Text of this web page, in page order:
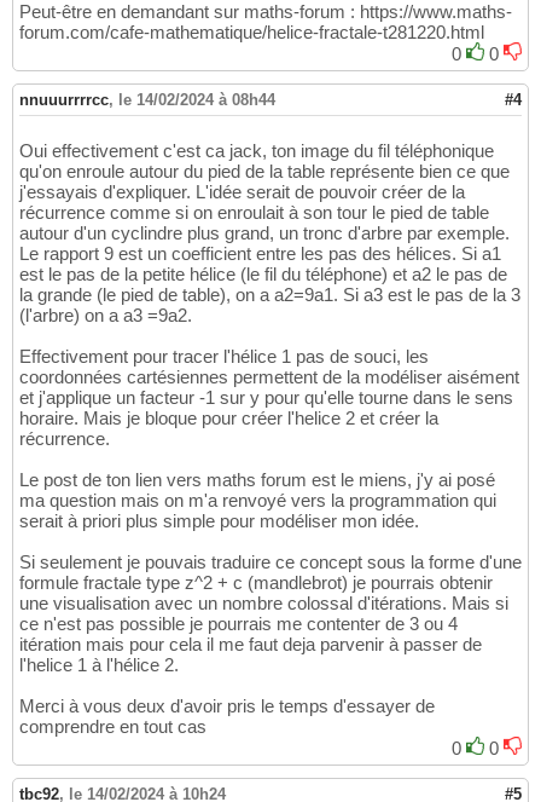
Peut-être en demandant sur maths-forum : https://www.maths-
forum.com/cafe-mathematique/helice-fractale-t281220.html
0
0
nnuuurrrrcc, le 14/02/2024 à 08h44 #4
Oui effectivement c'est ca jack, ton image du fil téléphonique
qu'on enroule autour du pied de la table représente bien ce que
j'essayais d'expliquer. L'idée serait de pouvoir créer de la
récurrence comme si on enroulait à son tour le pied de table
autour d'un cyclindre plus grand, un tronc d'arbre par exemple.
Le rapport 9 est un coefficient entre les pas des hélices. Si a1
est le pas de la petite hélice (le fil du téléphone) et a2 le pas de
la grande (le pied de table), on a a2=9a1. Si a3 est le pas de la 3
(l'arbre) on a a3 =9a2.
Effectivement pour tracer l'hélice 1 pas de souci, les
coordonnées cartésiennes permettent de la modéliser aisément
et j'applique un facteur -1 sur y pour qu'elle tourne dans le sens
horaire. Mais je bloque pour créer l'helice 2 et créer la
récurrence.
Le post de ton lien vers maths forum est le miens, j'y ai posé
ma question mais on m'a renvoyé vers la programmation qui
serait à priori plus simple pour modéliser mon idée.
Si seulement je pouvais traduire ce concept sous la forme d'une
formule fractale type z^2 + c (mandlebrot) je pourrais obtenir
une visualisation avec un nombre colossal d'itérations. Mais si
ce n'est pas possible je pourrais me contenter de 3 ou 4
itération mais pour cela il me faut deja parvenir à passer de
l'helice 1 à l'hélice 2.
Merci à vous deux d'avoir pris le temps d'essayer de
comprendre en tout cas
0
0
tbc92, le 14/02/2024 à 10h24 #5